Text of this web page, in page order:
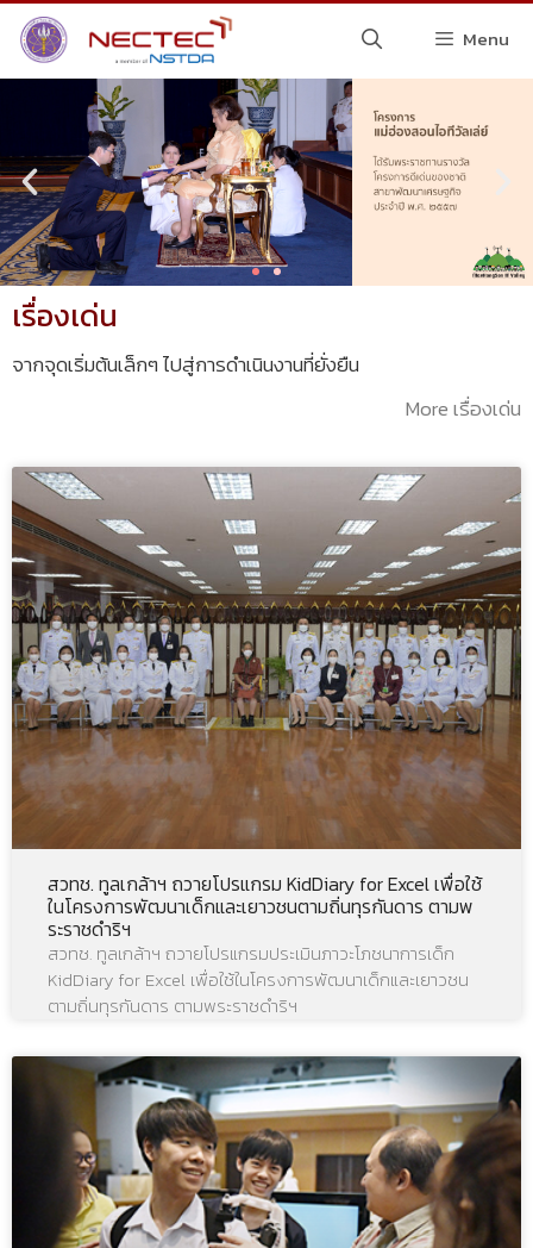
Menu
เรื่องเด่น
จากจุดเริ่มต้นเล็กๆ ไปสู่การดำเนินงานที่ยั่งยืน
More เรื่องเด่น
สวทช. ทูลเกล้าฯ ถวายโปรแกรม KidDiary for Excel เพื่อใช้
ในโครงการพัฒนาเด็กและเยาวชนตามถิ่นทุรกันดาร ตามพ
ระราชดำริฯ
สวทช. ทูลเกล้าฯ ถวายโปรแกรมประเมินภาวะโภชนาการเด็ก
KidDiary for Excel เพื่อใช้ในโครงการพัฒนาเด็กและเยาวชน
ตามถิ่นทุรกันดาร ตามพระราชดำริฯ